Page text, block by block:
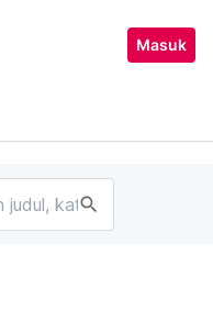
Masuk
search